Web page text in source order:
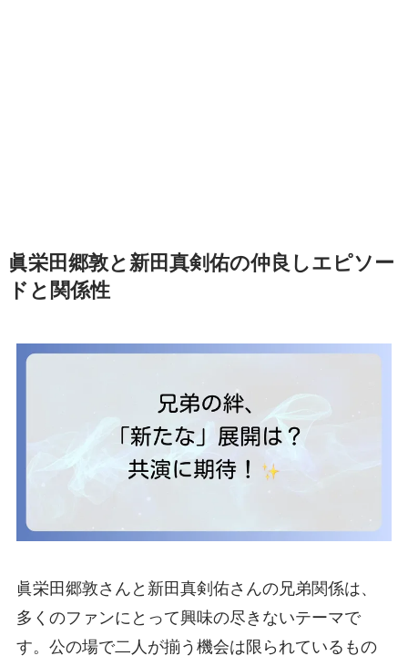
眞栄田郷敦と新田真剣佑の仲良しエピソー
ドと関係性
眞栄田郷敦さんと新田真剣佑さんの兄弟関係は、
多くのファンにとって興味の尽きないテーマで
す。公の場で二人が揃う機会は限られているもの